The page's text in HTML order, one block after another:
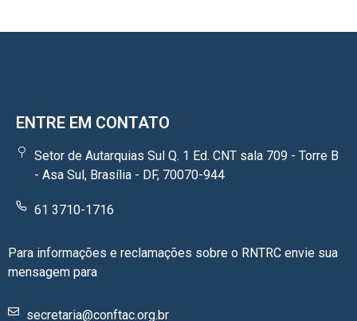
ENTRE EM CONTATO
Setor de Autarquias Sul Q. 1 Ed. CNT sala 709 - Torre B
- Asa Sul, Brasília - DF, 70070-944
61 3710-1716
Para informações e reclamações sobre o RNTRC envie sua
mensagem para
secretaria@conftac.org.br